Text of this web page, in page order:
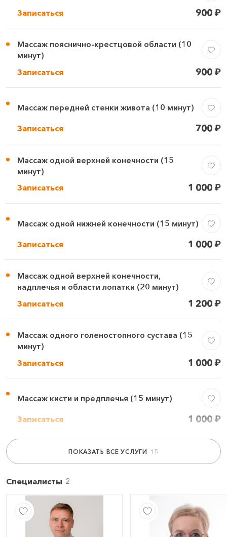
900₽
Записаться
Массаж пояснично-крестцовой области (10
минут)
900₽
Записаться
Массаж передней стенки живота (10 минут)
700₽
Записаться
Массаж одной верхней конечности (15
минут)
1 000₽
Записаться
Массаж одной нижней конечности (15 минут)
1 000₽
Записаться
Массаж одной верхней конечности,
надплечья и области лопатки (20 минут)
1 200₽
Записаться
Массаж одного голеностопного сустава (15
минут)
1 000₽
Записаться
Массаж кисти и предплечья (15 минут)
1 000 ₽
Записаться
Массаж одного локтевого сустава (10 минут)
Массаж нижней конечности и поясницы (20
минут)
1 300
Записаться
ПОКАЗАТЬ ВСЕ УСЛУГИ
Специалисты